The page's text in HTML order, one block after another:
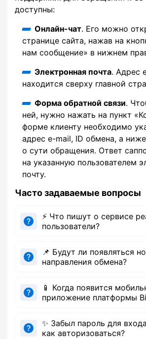
доступны:
Онлайн-чат. Его можно
странице сайта, нажав на
нам сообщение» в нижнем
Электронная почта. Адрес
находится сверху главной
Форма обратной связи.
ней, нужно нажать на пункт
форме клиенту необходимо
адрес e-mail, ID обмена, а
о сути обращения. Ответ
на указанную пользователем
почту.
Часто задаваемые вопросы
⚡ Что пишут о сервисе
пользователи?
📌 Будут ли появляться
направления обмена?
📱 Когда появится
приложение платформы
✨ Забыл пароль для
как авторизоваться?